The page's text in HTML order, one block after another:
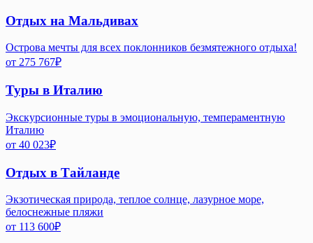
Отдых на Мальдивах
Острова мечты для всех поклонников безмятежного отдыха!
от 275 767₽
Туры в Италию
Экскурсионные туры в эмоциональную, темпераментную
Италию
от 40 023₽
Отдых в Тайланде
Экзотическая природа, теплое солнце, лазурное море,
белоснежные пляжи
от 113 600₽